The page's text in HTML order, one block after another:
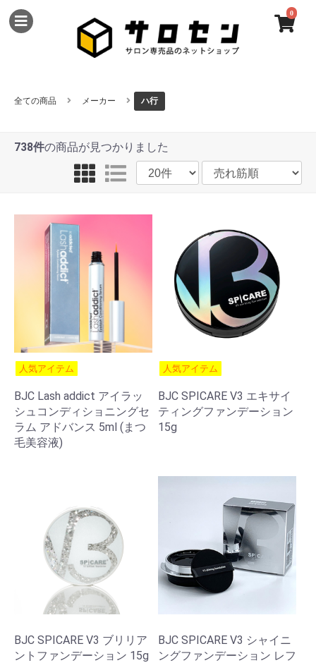
0
全ての商品 メーカー ハ行
738件の商品が見つかりました
人気アイテム
BJC Lash addict アイラッ
シュコンディショニングセ
ラム アドバンス 5ml (まつ
毛美容液)
人気アイテム
BJC SPICARE V3 エキサイ
ティングファンデーション
15g
BJC SPICARE V3 ブリリア
ントファンデーション 15g
BJC SPICARE V3 シャイニ
ングファンデーション レフ